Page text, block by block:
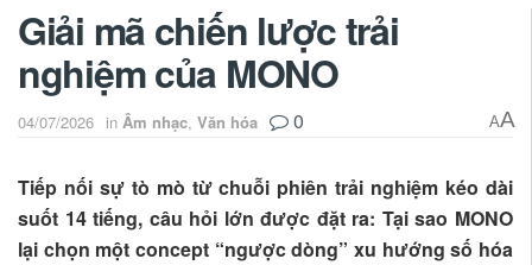
Giải mã chiến lược trải
nghiệm của MONO
04/07/2026 in Âm nhạc, Văn hóa 0 AA
Tiếp nối sự tò mò từ chuỗi phiên trải nghiệm kéo dài
suốt 14 tiếng, câu hỏi lớn được đặt ra: Tại sao MONO
lại chọn một concept “ngược dòng” xu hướng số hóa